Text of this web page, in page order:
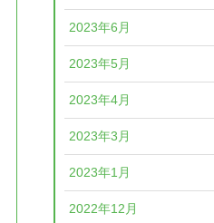
2023年6月
2023年5月
2023年4月
2023年3月
2023年1月
2022年12月